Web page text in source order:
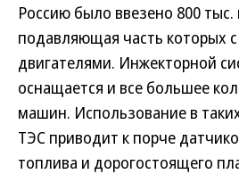
Россию было ввезено 800
подавляющая часть которых
двигателями. Инжекторной
оснащается и все большее
машин. Использование в
ТЭС приводит к порче
топлива и дорогостоящего